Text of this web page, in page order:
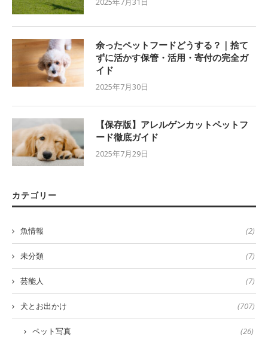
余ったペットフードどうする？｜捨て
ずに活かす保管・活用・寄付の完全ガ
イド
2025年7月30日
【保存版】アレルゲンカットペットフ
ード徹底ガイド
2025年7月29日
カテゴリー
魚情報 (2)
未分類 (7)
芸能人 (7)
犬とお出かけ (707)
ペット写真 (26)